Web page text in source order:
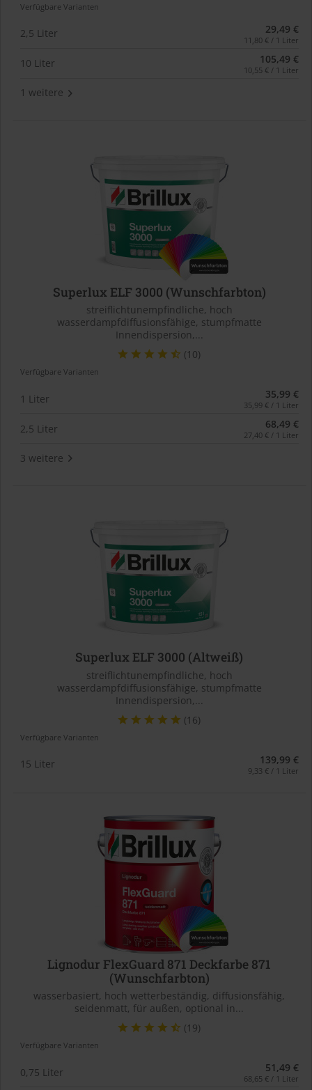
Verfügbare Varianten
2,5 Liter 29,49 €
11,80 € / 1 Liter
10 Liter 105,49 €
10,55 € / 1 Liter
1 weitere
Superlux ELF 3000 (Wunschfarbton)
streiflichtunempfindliche, hoch
wasserdampfdiffusionsfähige, stumpfmatte
Innendispersion,...
(10)
Verfügbare Varianten
1 Liter 35,99 €
35,99 € / 1 Liter
2,5 Liter 68,49 €
27,40 € / 1 Liter
3 weitere
Superlux ELF 3000 (Altweiß)
streiflichtunempfindliche, hoch
wasserdampfdiffusionsfähige, stumpfmatte
Innendispersion,...
(16)
Verfügbare Varianten
15 Liter 139,99 €
9,33 € / 1 Liter
Lignodur FlexGuard 871 Deckfarbe 871
(Wunschfarbton)
wasserbasiert, hoch wetterbeständig, diffusionsfähig,
seidenmatt, für außen, optional in...
(19)
Verfügbare Varianten
0,75 Liter 51,49 €
68,65 € / 1 Liter